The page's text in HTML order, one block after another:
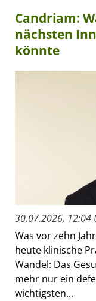
Candriam:
nächsten
könnte
30.07.2026, 12:04
Was vor zehn
heute klinische
Wandel: Das
mehr nur ein
wichtigsten...